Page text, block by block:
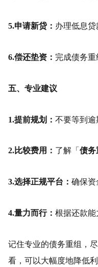
5.申请新贷： 办理低息贷
6.偿还垫资： 完成债务重
五、专业建议
1.提前规划： 不要等到逾
2.比较费用： 了解「 债务
3.选择正规平台： 确保资
4.量力而行： 根据还款能
记住专业的债务重组，
看，可以大幅度地降低